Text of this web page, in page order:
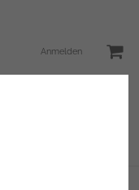
Anmelden